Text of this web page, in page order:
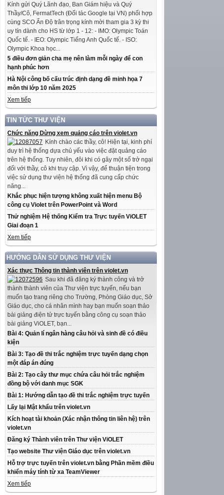
Kính gửi Quý Lãnh đạo, Ban Giám hiệu và Quý
Thầy/Cô, FermatTech (Đối tác Google tại VN) phối hợp
cùng SCO Ấn Độ trân trọng kính mời tham gia 3 kỳ thi
uy tín dành cho HS từ lớp 1 - 12: - IMO: Olympic Toán
Quốc tế. - IEO: Olympic Tiếng Anh Quốc tế. - ISO:
Olympic Khoa học...
5 điều đơn giản cha mẹ nên làm mỗi ngày để con
hạnh phúc hơn
Hà Nội công bố cấu trúc định dạng đề minh họa 7
môn thi lớp 10 năm 2025
Xem tiếp
TIN TỨC THƯ VIỆN
Chức năng Dừng xem quảng cáo trên violet.vn
Kính chào các thầy, cô! Hiện tại, kinh phí
duy trì hệ thống dựa chủ yếu vào việc đặt quảng cáo
trên hệ thống. Tuy nhiên, đôi khi có gây một số trở ngại
đối với thầy, cô khi truy cập. Vì vậy, để thuận tiện trong
việc sử dụng thư viện hệ thống đã cung cấp chức
năng...
Khắc phục hiện tượng không xuất hiện menu Bộ
công cụ Violet trên PowerPoint và Word
Thử nghiệm Hệ thống Kiểm tra Trực tuyến ViOLET
Giai đoạn 1
Xem tiếp
HƯỚNG DẪN SỬ DỤNG THƯ VIỆN
Xác thực Thông tin thành viên trên violet.vn
Sau khi đã đăng ký thành công và trở
thành thành viên của Thư viện trực tuyến, nếu bạn
muốn tạo trang riêng cho Trường, Phòng Giáo dục, Sở
Giáo dục, cho cá nhân mình hay bạn muốn soạn thảo
bài giảng điện tử trực tuyến bằng công cụ soạn thảo
bài giảng ViOLET, bạn...
Bài 4: Quản lí ngân hàng câu hỏi và sinh đề có điều
kiện
Bài 3: Tạo đề thi trắc nghiệm trực tuyến dạng chọn
một đáp án đúng
Bài 2: Tạo cây thư mục chứa câu hỏi trắc nghiệm
đồng bộ với danh mục SGK
Bài 1: Hướng dẫn tạo đề thi trắc nghiệm trực tuyến
Lấy lại Mật khẩu trên violet.vn
Kích hoạt tài khoản (Xác nhận thông tin liên hệ) trên
violet.vn
Đăng ký Thành viên trên Thư viện ViOLET
Tạo website Thư viện Giáo dục trên violet.vn
Hỗ trợ trực tuyến trên violet.vn bằng Phần mềm điều
khiển máy tính từ xa TeamViewer
Xem tiếp